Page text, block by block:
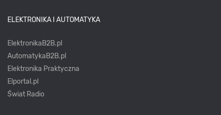
ELEKTRONIKA I AUTOMATYKA
ElektronikaB2B.pl
AutomatykaB2B.pl
Elektronika Praktyczna
Elportal.pl
Świat Radio